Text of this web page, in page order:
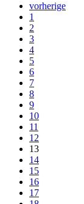
vorherige
1
2
3
4
5
6
7
8
9
10
11
12
13
14
15
16
17